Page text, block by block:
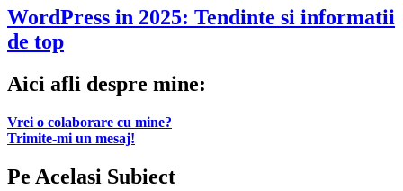
WordPress in 2025: Tendinte si informatii
de top
Aici afli despre mine:
Vrei o colaborare cu mine?
Trimite-mi un mesaj!
Pe Acelasi Subiect